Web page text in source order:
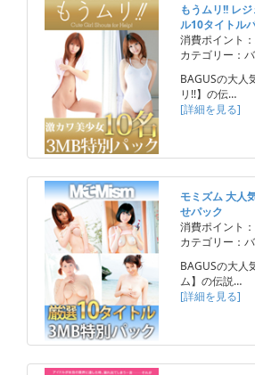
もうムリ!! レ
ル10タイトル
消費ポイント：
カテゴリー：
BAGUSの大人
リ!!】の伝…
[詳細を見る]
モミズム 大人
せパック
消費ポイント：
カテゴリー：
BAGUSの大人
ム】の伝説…
[詳細を見る]